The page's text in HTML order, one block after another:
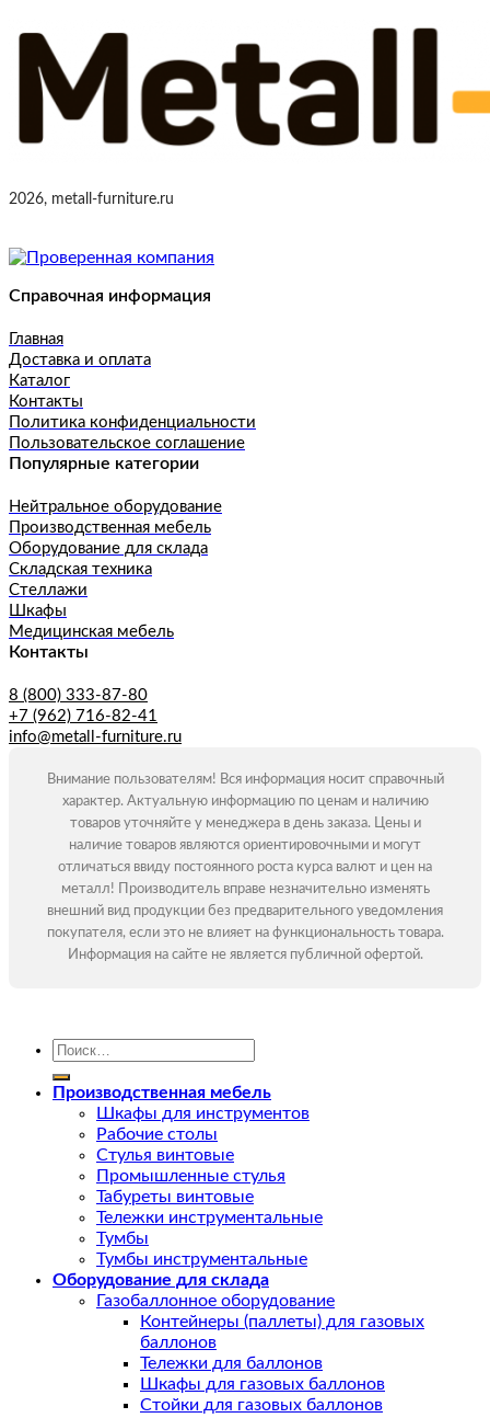
2026, metall-furniture.ru
Справочная информация
Главная
Доставка и оплата
Каталог
Контакты
Политика конфиденциальности
Пользовательское соглашение
Популярные категории
Нейтральное оборудование
Производственная мебель
Оборудование для склада
Складская техника
Стеллажи
Шкафы
Медицинская мебель
Контакты
8 (800) 333-87-80
+7 (962) 716-82-41
info@metall-furniture.ru
Внимание пользователям! Вся информация носит справочный
характер. Актуальную информацию по ценам и наличию
товаров уточняйте у менеджера в день заказа. Цены и
наличие товаров являются ориентировочными и могут
отличаться ввиду постоянного роста курса валют и цен на
металл! Производитель вправе незначительно изменять
внешний вид продукции без предварительного уведомления
покупателя, если это не влияет на функциональность товара.
Информация на сайте не является публичной офертой.
Искать:
Производственная мебель
Шкафы для инструментов
Рабочие столы
Стулья винтовые
Промышленные стулья
Табуреты винтовые
Тележки инструментальные
Тумбы
Тумбы инструментальные
Оборудование для склада
Газобаллонное оборудование
Контейнеры (паллеты) для газовых
баллонов
Тележки для баллонов
Шкафы для газовых баллонов
Стойки для газовых баллонов